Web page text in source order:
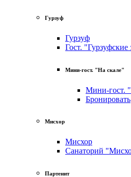
Гурзуф
Гурзуф
Гост. "Гурзуфские
Мини-гост. "На скале"
Мини-гост.
Бронировать
Мисхор
Мисхор
Санаторий
Партенит